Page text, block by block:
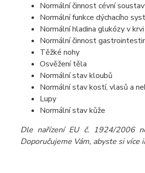
Normální činnost cévní
Normální funkce dýchacího
Normální hladina glukózy v krvi
Normální činnost
Těžké nohy
Osvěžení těla
Normální stav kloubů
Normální stav kostí, vlasů a
Lupy
Normální stav kůže
Dle nařízení EU č. 1924/2006
Doporučujeme Vám, abyste si